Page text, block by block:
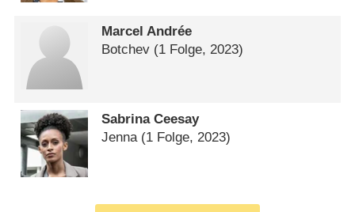
Marcel Andrée
Botchev (1 Folge, 2023)
Sabrina Ceesay
Jenna(1 Folge, 2023)